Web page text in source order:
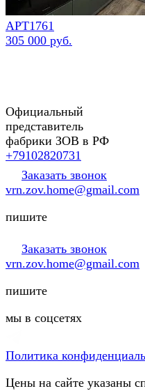
АРТ1761
305 000 руб.
Официальный
представитель
фабрики ЗОВ в РФ
+79102820731
Заказать звонок
vrn.zov.home@gmail.com
пишите
Заказать звонок
vrn.zov.home@gmail.com
пишите
мы в соцсетях
Политика
Цены на сайте указаны